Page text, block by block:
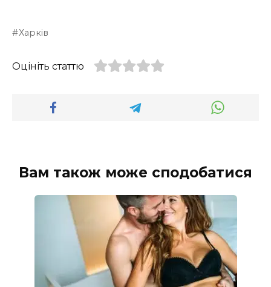
Харків
Оцініть статтю
Вам також може сподобатися